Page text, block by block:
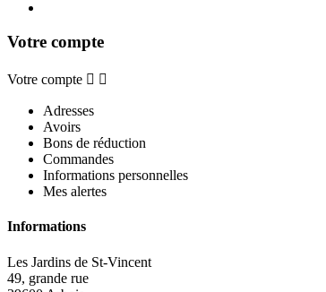
Votre compte
Votre compte  
Adresses
Avoirs
Bons de réduction
Commandes
Informations personnelles
Mes alertes
Informations
Les Jardins de St-Vincent
49, grande rue